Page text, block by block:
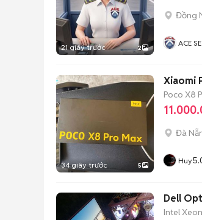
21 giây trước 2
Đồng
ACE
34 giây trước 5
Xiaomi
Poco X8
Đà
Huy
Dell
Intel Xeon